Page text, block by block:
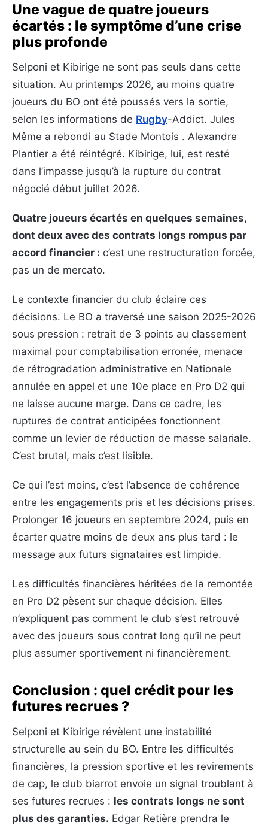
Une vague de quatre joueurs
écartés : le symptôme d’une crise
plus profonde
Selponi et Kibirige ne sont pas seuls dans cette
situation. Au printemps 2026, au moins quatre
joueurs du BO ont été poussés vers la sortie,
selon les informations de Rugby-Addict. Jules
Même a rebondi au Stade Montois . Alexandre
Plantier a été réintégré. Kibirige, lui, est resté
dans l’impasse jusqu’à la rupture du contrat
négocié début juillet 2026.
Quatre joueurs écartés en quelques semaines,
dont deux avec des contrats longs rompus par
accord financier : c’est une restructuration forcée,
pas un de mercato.
Le contexte financier du club éclaire ces
décisions. Le BO a traversé une saison 2025-2026
sous pression : retrait de 3 points au classement
maximal pour comptabilisation erronée, menace
de rétrogradation administrative en Nationale
annulée en appel et une 10e place en Pro D2 qui
ne laisse aucune marge. Dans ce cadre, les
ruptures de contrat anticipées fonctionnent
comme un levier de réduction de masse salariale.
C’est brutal, mais c’est lisible.
Ce qui l’est moins, c’est l’absence de cohérence
entre les engagements pris et les décisions prises.
Prolonger 16 joueurs en septembre 2024, puis en
écarter quatre moins de deux ans plus tard : le
message aux futurs signataires est limpide.
Les difficultés financières héritées de la remontée
en Pro D2 pèsent sur chaque décision. Elles
n’expliquent pas comment le club s’est retrouvé
avec des joueurs sous contrat long qu’il ne peut
plus assumer sportivement ni financièrement.
Conclusion : quel crédit pour les
futures recrues ?
Selponi et Kibirige révèlent une instabilité
structurelle au sein du BO. Entre les difficultés
financières, la pression sportive et les revirements
de cap, le club biarrot envoie un signal troublant à
ses futures recrues : les contrats longs ne sont
plus des garanties. Edgar Retière prendra le